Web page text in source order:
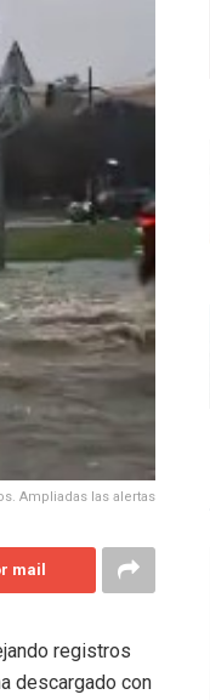
Ampliadas las alertas
mail
registros
descargado con